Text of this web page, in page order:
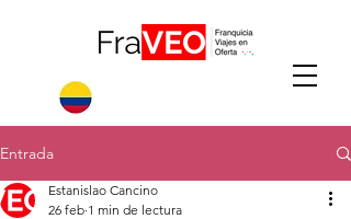
Entrada
Estanislao Cancino
26 feb 1 min de lectura